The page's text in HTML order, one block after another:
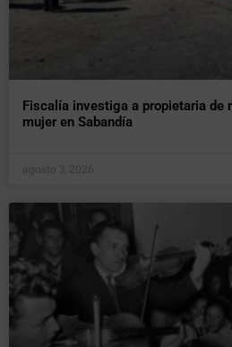
Fiscalía investiga a propietaria de
mujer en Sabandía
agosto 3, 2026